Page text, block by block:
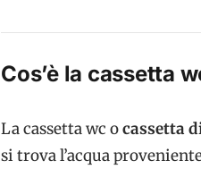
Cos’è la cassetta
La cassetta wc ocassetta
si trova l’acqua